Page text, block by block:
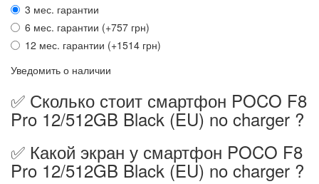
3 мес. гарантии
6 мес. гарантии (+757 грн)
12 мес. гарантии (+1514 грн)
Уведомить о наличии
✅ Сколько стоит смартфон POCO F8
Pro 12/512GB Black (EU) no charger ?
✅ Какой экран у смартфон POCO F8
Pro 12/512GB Black (EU) no charger ?